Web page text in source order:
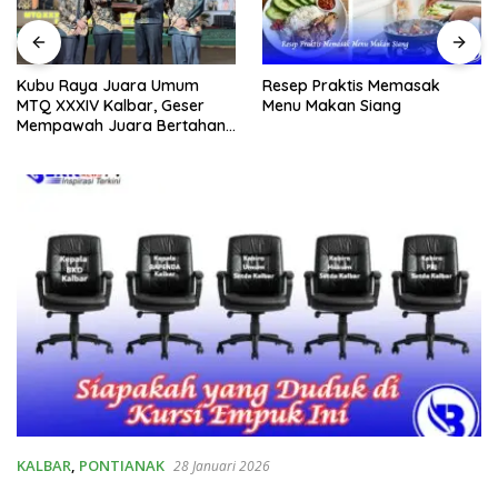
Kubu Raya Juara Umum
MTQ XXXIV Kalbar, Geser
Mempawah Juara Bertahan
Resep Praktis Memasak
Menu Makan Siang
KALBAR PONTIANAK 28 Januari 2026